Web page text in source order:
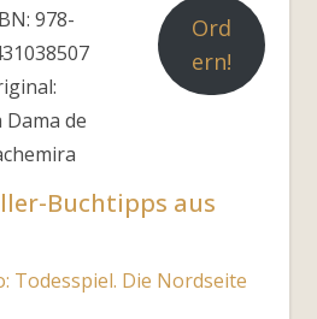
978-
Dama de
Ord
ern!
Buchtipps aus